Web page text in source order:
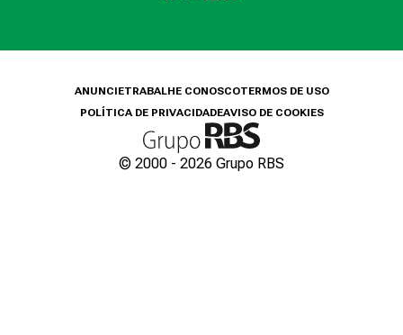
ANUNCIETRABALHE CONOSCOTERMOS DE USO
POLÍTICA DE PRIVACIDADEAVISO DE COOKIES
© 2000 - 2026 Grupo RBS